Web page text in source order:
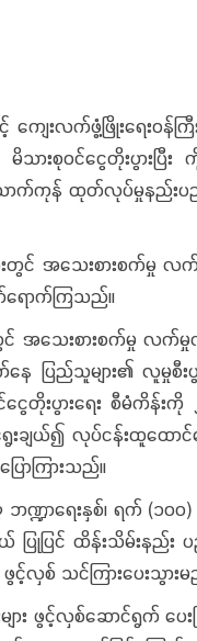
က်ဖွံ့ဖြိုးရေးဝန်ကြီးဌ
မိသားစုဝင်ငွေတိုးပွား
သောက်ကုန် ထုတ်လုပ်မှုနည်း
ားစက်မှု လက်မှုလုပ်ငန်းဦး
ရောက်ကြသည်။
စားစက်မှု လက်မှုလုပ်ငန်း
နေ ပြည်သူများ၏ လူမှုစီ
ေတိုးပွားရေး စီမံကိန်း
ျယ်၍ လုပ်ငန်းထူထောင်ပ
ောကြားသည်။
ရေးနှစ်၊ ရက် (၁၀၀) အ
ြုပြင် ထိန်းသိမ်းနည်း
လှစ် သင်ကြားပေးသွား
င့်လှစ်ဆောင်ရွက် ပေးခြ